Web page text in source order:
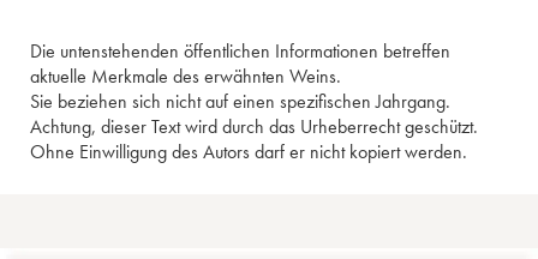
Die untenstehenden öffentlichen Informationen betreffen
aktuelle Merkmale des erwähnten Weins.
Sie beziehen sich nicht auf einen spezifischen Jahrgang.
Achtung, dieser Text wird durch das Urheberrecht geschützt.
Ohne Einwilligung des Autors darf er nicht kopiert werden.